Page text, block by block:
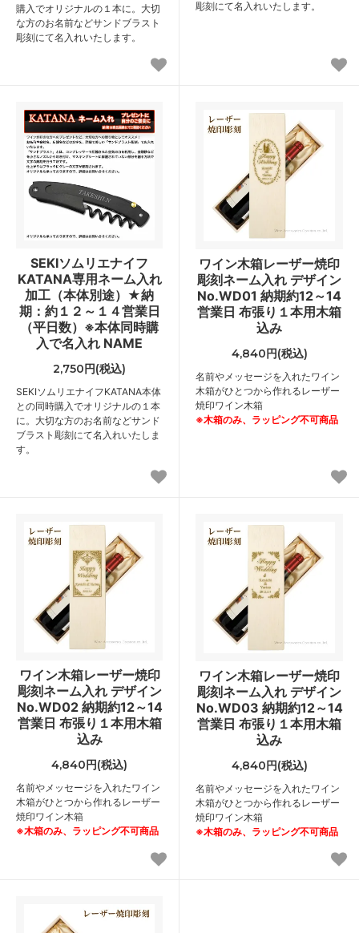
購入でオリジナルの１本に。大切
な方のお名前などサンドブラスト
彫刻にて名入れいたします。
彫刻にて名入れいたします。
SEKIソムリエナイフ
KATANA専用ネーム入れ
加工（本体別途）★納
期：約１２～１４営業日
（平日数）※本体同時購
入で名入れ NAME
2,750円(税込)
SEKIソムリエナイフKATANA本体
との同時購入でオリジナルの１本
に。大切な方のお名前などサンド
ブラスト彫刻にて名入れいたしま
す。
ワイン木箱レーザー焼印
彫刻ネーム入れ デザイン
No.WD01 納期約12～14
営業日 布張り１本用木箱
込み
4,840円(税込)
名前やメッセージを入れたワイン
木箱がひとつから作れるレーザー
焼印ワイン木箱
※木箱のみ、ラッピング不可商品
ワイン木箱レーザー焼印
彫刻ネーム入れ デザイン
No.WD02 納期約12～14
営業日 布張り１本用木箱
込み
4,840円(税込)
名前やメッセージを入れたワイン
木箱がひとつから作れるレーザー
焼印ワイン木箱
※木箱のみ、ラッピング不可商品
ワイン木箱レーザー焼印
彫刻ネーム入れ デザイン
No.WD03 納期約12～14
営業日 布張り１本用木箱
込み
4,840円(税込)
名前やメッセージを入れたワイン
木箱がひとつから作れるレーザー
焼印ワイン木箱
※木箱のみ、ラッピング不可商品